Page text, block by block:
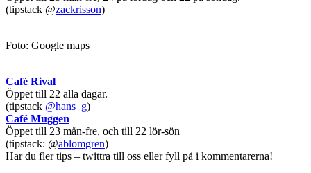
(tipstack @zackrisson)
Foto: Google maps
Café Rival
Öppet till 22 alla dagar.
(tipstack @hans_g)
Café Muggen
Öppet till 23 mån-fre, och till 22 lör-sön
(tipstack: @ablomgren)
Har du fler tips – twittra till oss eller fyll på i kommentarerna!